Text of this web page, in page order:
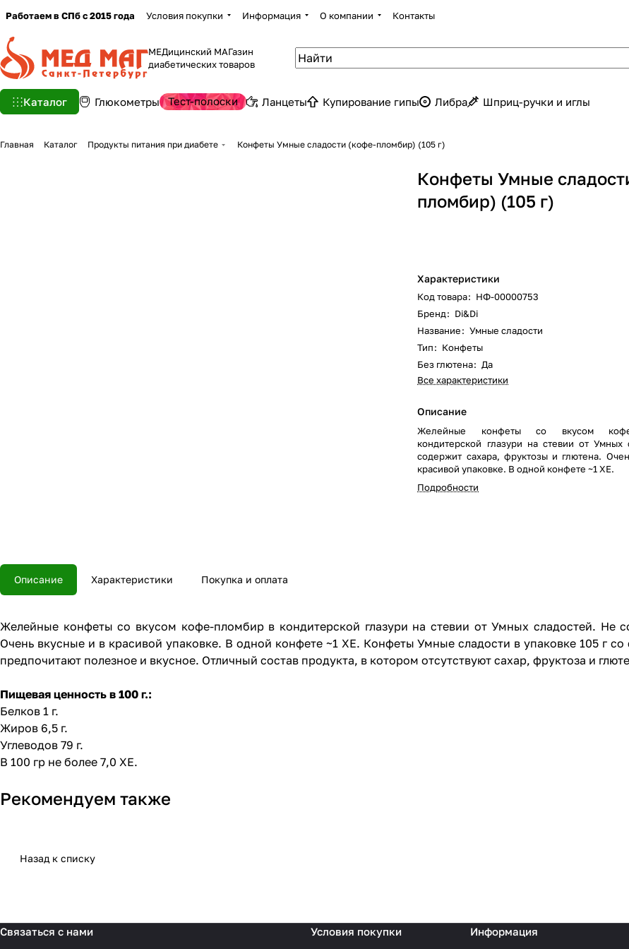
Работаем в СПб с 2015 года Условия покупки Информация О компании Контакты
МЕДицинский МАГазин
диабетических товаров
Каталог Глюкометры Тест-полоски Ланцеты Купирование гипы Либра Шприц-ручки и иглы
Главная Каталог Продукты питания при диабете Конфеты Умные сладости (кофе-пломбир) (105 г)
Конфеты Умные
пломбир) (105 г)
Характеристики
Код товара: НФ-00000753
Бренд: Di&Di
Название: Умные сладости
Тип: Конфеты
Без глютена: Да
Все характеристики
Описание
Желейные конфеты со вкусом
кондитерской глазури на стевии от Умных
содержит сахара, фруктозы и глютена.
красивой упаковке. В одной конфете ~1 ХЕ.
Подробности
Описание Характеристики Покупка и оплата
Желейные конфеты со вкусом кофе-пломбир в кондитерской глазури на стевии от Умных сладостей. Не
Очень вкусные и в красивой упаковке. В одной конфете ~1 ХЕ. Конфеты Умные сладости в упаковке 105 г
предпочитают полезное и вкусное. Отличный состав продукта, в котором отсутствуют сахар, фруктоза и
Пищевая ценность в 100 г.:
Белков 1 г.
Жиров 6,5 г.
Углеводов 79 г.
В 100 гр не более 7,0 ХЕ.
Рекомендуем также
Назад к списку
Связаться с нами Условия покупки Информация